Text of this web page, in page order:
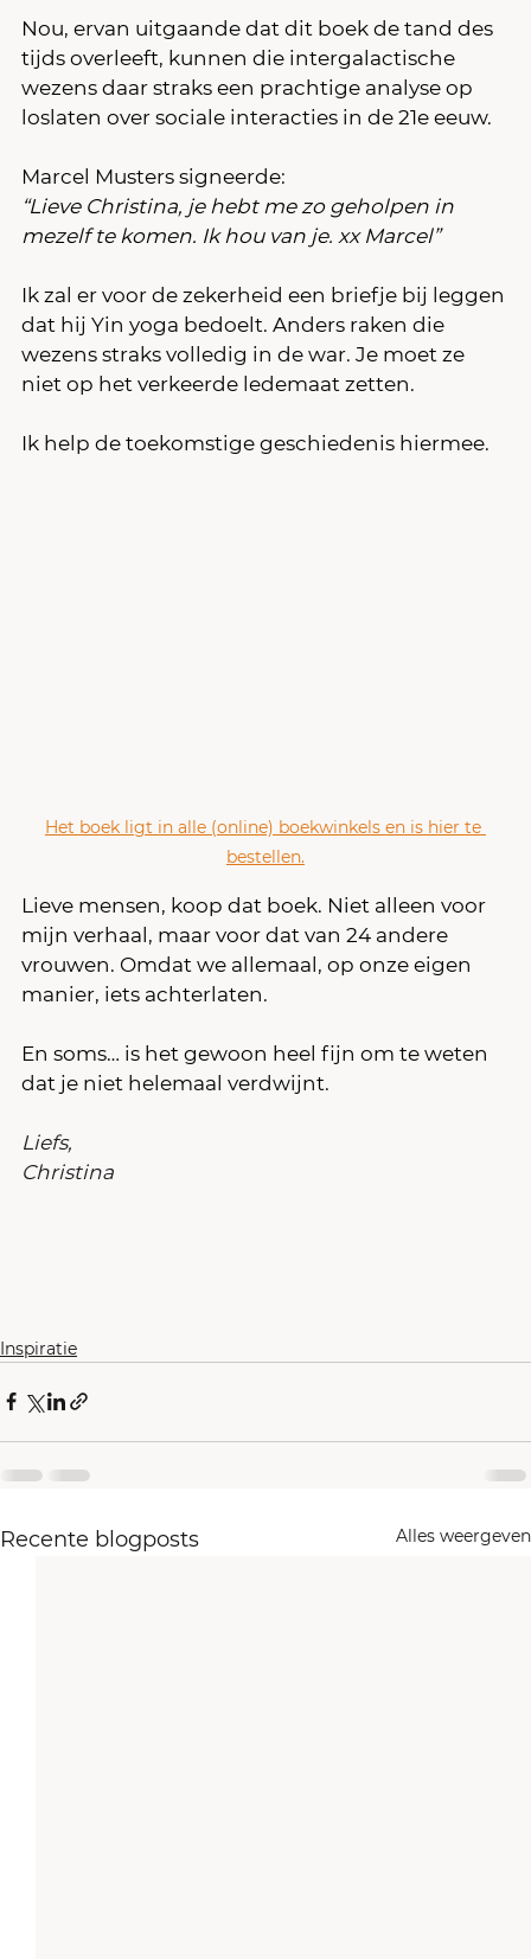
Nou, ervan uitgaande dat dit boek de tand des
tijds overleeft, kunnen die intergalactische
wezens daar straks een prachtige analyse op
loslaten over sociale interacties in de 21e eeuw.
Marcel Musters signeerde:
“Lieve Christina, je hebt me zo geholpen in
mezelf te komen. Ik hou van je. xx Marcel”
Ik zal er voor de zekerheid een briefje bij leggen
dat hij Yin yoga bedoelt. Anders raken die
wezens straks volledig in de war. Je moet ze
niet op het verkeerde ledemaat zetten.
Ik help de toekomstige geschiedenis hiermee.
Het boek ligt in alle (online) boekwinkels en is hier te
bestellen.
Lieve mensen, koop dat boek. Niet alleen voor
mijn verhaal, maar voor dat van 24 andere
vrouwen. Omdat we allemaal, op onze eigen
manier, iets achterlaten.
En soms… is het gewoon heel fijn om te weten
dat je niet helemaal verdwijnt.
Liefs,
Christina
Inspiratie
Recente blogposts Alles weergeven